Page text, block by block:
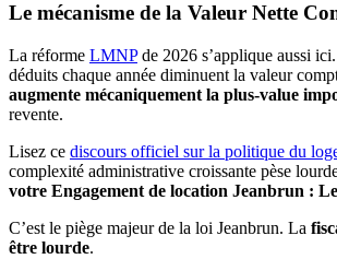
Le mécanisme de la Valeur Nette
La réforme LMNPde 2026 s’applique aussi
déduits chaque année diminuent la valeur
augmente mécaniquement la plus-value
revente.
Lisez ce discours officiel sur la politique du
complexité administrative croissante pèse
votre Engagement de location Jeanbrun :
C’est le piège majeur de la loi Jeanbrun. La
être lourde.